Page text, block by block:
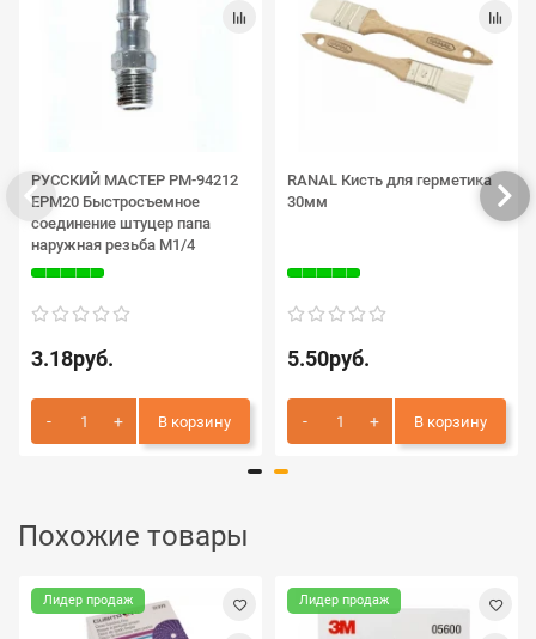
РУССКИЙ МАСТЕР РМ-94212
EPM20 Быстросъемное
соединение штуцер папа
наружная резьба M1/4
3.18руб.
В корзину
RANAL Кисть для герметика
30мм
5.50руб.
В корзину
Похожие товары
Лидер продаж Лидер продаж